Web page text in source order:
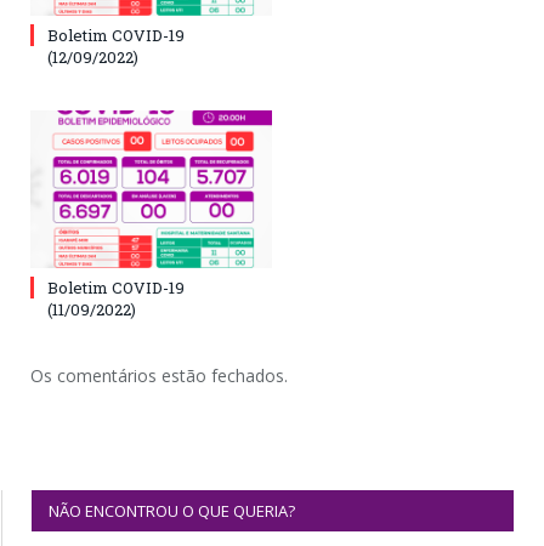
Boletim COVID-19
(12/09/2022)
Boletim COVID-19
(11/09/2022)
Os comentários estão fechados.
NÃO ENCONTROU O QUE QUERIA?